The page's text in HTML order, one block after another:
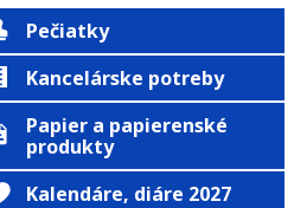
Pečiatky
Kancelárske potreby
Papier a papierenské
produkty
Kalendáre, diáre 2027